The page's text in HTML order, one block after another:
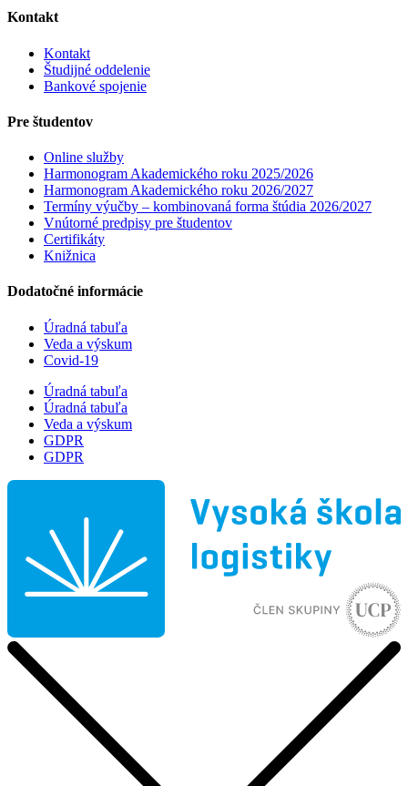
Kontakt
Kontakt
Študijné oddelenie
Bankové spojenie
Pre študentov
Online služby
Harmonogram Akademického roku 2025/2026
Harmonogram Akademického roku 2026/2027
Termíny výučby – kombinovaná forma štúdia 2026/2027
Vnútorné predpisy pre študentov
Certifikáty
Knižnica
Dodatočné informácie
Úradná tabuľa
Veda a výskum
Covid-19
Úradná tabuľa
Úradná tabuľa
Veda a výskum
GDPR
GDPR